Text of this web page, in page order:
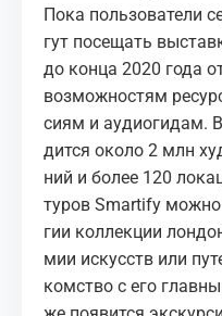
Пока поль­зо­ва­те­ли
гут по­се­щать
до кон­ца 2020 года
воз­мож­но­стям
си­ям и аудио­ги­дам.
дит­ся око­ло 2 млн
ний и бо­лее 120
ту­ров Smar­tify
гии кол­лек­ции
мии ис­кусств или
ком­ство с его